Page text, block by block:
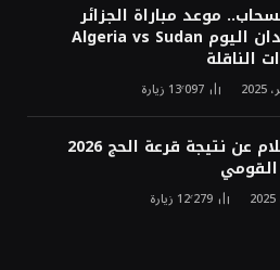
موعد مباراة الجزائر
والسودان اليوم Algeria vs Sudan
الناقلة
13٬097 زيارة
الاستعلام عن نتيجة قرعة الحج 2026
القومي
12٬279 زيارة